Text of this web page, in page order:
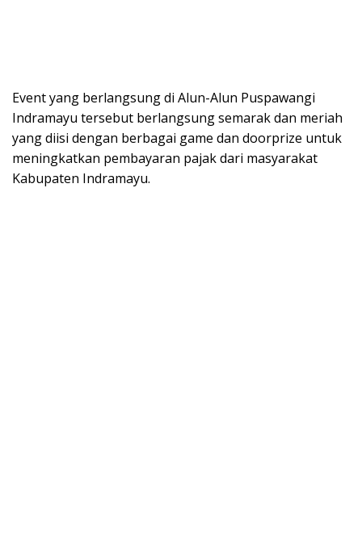
Event yang berlangsung di Alun-Alun Puspawangi
Indramayu tersebut berlangsung semarak dan meriah
yang diisi dengan berbagai game dan doorprize untuk
meningkatkan pembayaran pajak dari masyarakat
Kabupaten Indramayu.